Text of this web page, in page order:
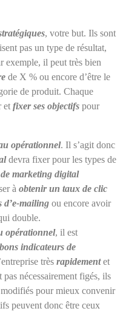
, votre but. Ils sont
pas un type de résultat,
exemple, il peut très bien
de X % ou encore d’être le
de produit. Chaque
et fixer ses objectifs pour
opérationnel. Il s’agit donc
devra fixer pour les types de
marketing digital
à obtenir un taux de clic
d’e-mailing ou encore avoir
double.
opérationnel, il est
indicateurs de
très rapidement et
nécessairement figés, ils
pour mieux convenir
peuvent donc être ceux